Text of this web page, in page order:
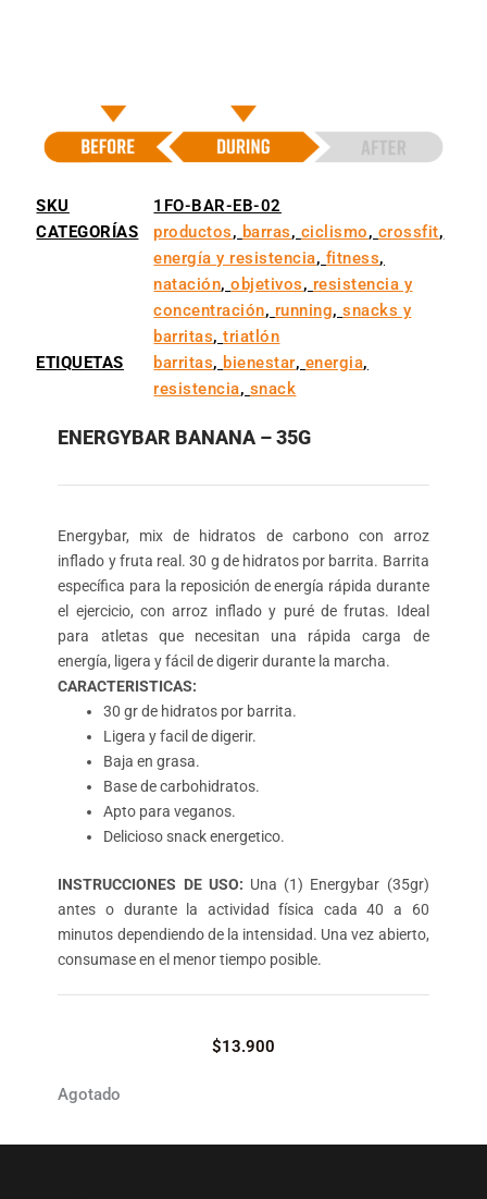
SKU
1FO-BAR-EB-02
CATEGORÍAS
productos, barras, ciclismo, crossfit,
energía y resistencia, fitness,
natación,objetivos, resistencia y
concentración, running,snacks y
barritas,triatlón
ETIQUETAS
barritas, bienestar, energia,
resistencia, snack
ENERGYBAR BANANA – 35G
Energybar, mix de hidratos de carbono con arroz
inflado y fruta real. 30 g de hidratos por barrita. Barrita
específica para la reposición de energía rápida durante
el ejercicio, con arroz inflado y puré de frutas. Ideal
para atletas que necesitan una rápida carga de
energía, ligera y fácil de digerir durante la marcha.
CARACTERISTICAS:
30 gr de hidratos por barrita.
Ligera y facil de digerir.
Baja en grasa.
Base de carbohidratos.
Apto para veganos.
Delicioso snack energetico.
INSTRUCCIONES DE USO: Una (1) Energybar (35gr)
antes o durante la actividad física cada 40 a 60
minutos dependiendo de la intensidad. Una vez abierto,
consumase en el menor tiempo posible.
$13.900
Agotado